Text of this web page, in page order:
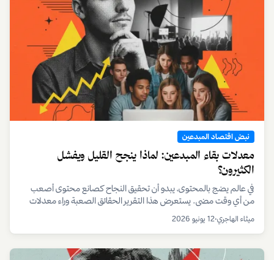
نبض اقتصاد المبدعين
معدلات بقاء المبدعين: لماذا ينجح القليل ويفشل
الكثيرون؟
في عالم يضج بالمحتوى، يبدو أن تحقيق النجاح كصانع محتوى أصعب
من أي وقت مضى. يستعرض هذا التقرير الحقائق الصعبة وراء معدلات
والمشروع المستدام.
ميثاء الهاجري•12 يونيو 2026